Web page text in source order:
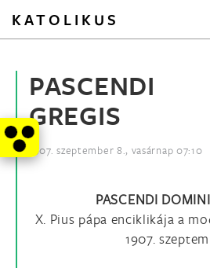
KATOLIKUS
PASCENDI
GREGIS
1907. szeptember 8., vasárnap 07:10
PASCENDI
X. Pius pápa enciklikája a
1907.